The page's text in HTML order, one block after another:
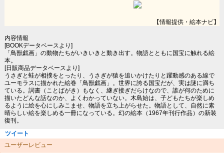
【情報提供・絵本ナビ】
内容情報
[BOOKデータベースより]
「鳥獣戯画」の動物たちがいきいきと動き出す。物語とともに国宝に触れる絵
本。
[日販商品データベースより]
うさぎと蛙が相撲をとったり、うさぎが猿を追いかけたりと躍動感のある線で
ユーモラスに描かれた絵巻「鳥獣戯画」。世界に誇る国宝だが、実は謎に満ち
ている。詞書（ことばがき）もなく、継ぎ接ぎだらけなので、誰が何のために
描いたどんな話なのか、よくわかっていない。木島始は、子どもたちが楽しめ
るように絵を心にしみこませ、物語を立ち上がらせた。物語として、自然に素
晴らしい絵を楽しめる一冊になっている。幻の絵本（1967年刊行作品）の新装
復刊。
ツイート
ユーザーレビュー